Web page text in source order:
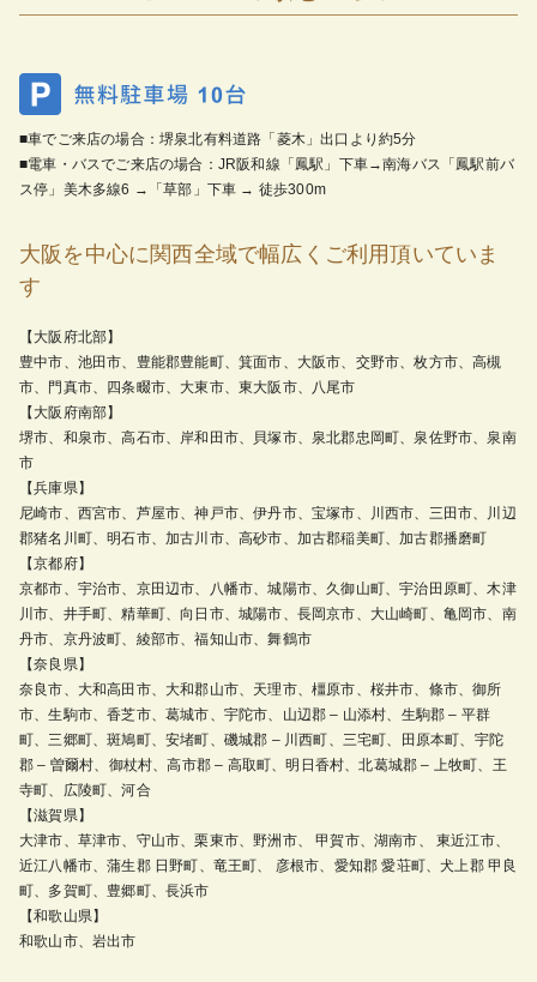
■車でご来店の場合：堺泉北有料道路「菱木」出口より約5分
■電車・バスでご来店の場合：JR阪和線「鳳駅」下車→南海バス「鳳駅前バ
ス停」美木多線6 →「草部」下車 → 徒歩300m
大阪を中心に関西全域で幅広くご利用頂いていま
す
【大阪府北部】
豊中市、池田市、豊能郡豊能町、箕面市、大阪市、交野市、枚方市、高槻
市、門真市、四条畷市、大東市、東大阪市、八尾市
【大阪府南部】
堺市、和泉市、高石市、岸和田市、貝塚市、泉北郡忠岡町、泉佐野市、泉南
市
【兵庫県】
尼崎市、西宮市、芦屋市、神戸市、伊丹市、宝塚市、川西市、三田市、川辺
郡猪名川町、明石市、加古川市、高砂市、加古郡稲美町、加古郡播磨町
【京都府】
京都市、宇治市、京田辺市、八幡市、城陽市、久御山町、宇治田原町、木津
川市、井手町、精華町、向日市、城陽市、長岡京市、大山崎町、亀岡市、南
丹市、京丹波町、綾部市、福知山市、舞鶴市
【奈良県】
奈良市、大和高田市、大和郡山市、天理市、橿原市、桜井市、條市、御所
市、生駒市、香芝市、葛城市、宇陀市、山辺郡 – 山添村、生駒郡 – 平群
町、三郷町、斑鳩町、安堵町、磯城郡 – 川西町、三宅町、田原本町、宇陀
郡 – 曽爾村、御杖村、高市郡 – 高取町、明日香村、北葛城郡 – 上牧町、王
寺町、広陵町、河合
【滋賀県】
大津市、草津市、守山市、栗東市、野洲市、 甲賀市、湖南市、 東近江市、
近江八幡市、蒲生郡 日野町、竜王町、 彦根市、愛知郡 愛荘町、犬上郡 甲良
町、多賀町、豊郷町、長浜市
【和歌山県】
和歌山市、岩出市